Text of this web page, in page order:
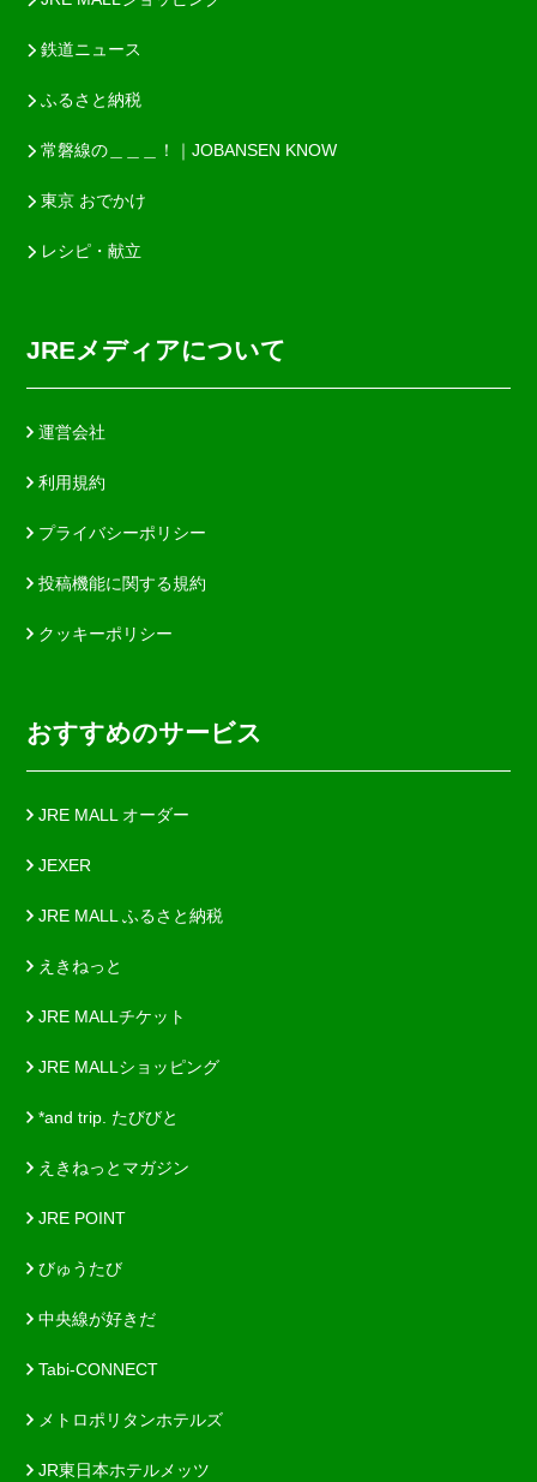
鉄道ニュース
ふるさと納税
常磐線の＿＿＿！｜JOBANSEN KNOW
東京 おでかけ
レシピ・献立
JREメディアについて
運営会社
利用規約
プライバシーポリシー
投稿機能に関する規約
クッキーポリシー
おすすめのサービス
JRE MALL オーダー
JEXER
JRE MALL ふるさと納税
えきねっと
JRE MALLチケット
JRE MALLショッピング
*and trip. たびびと
えきねっとマガジン
JRE POINT
びゅうたび
中央線が好きだ
Tabi-CONNECT
メトロポリタンホテルズ
JR東日本ホテルメッツ